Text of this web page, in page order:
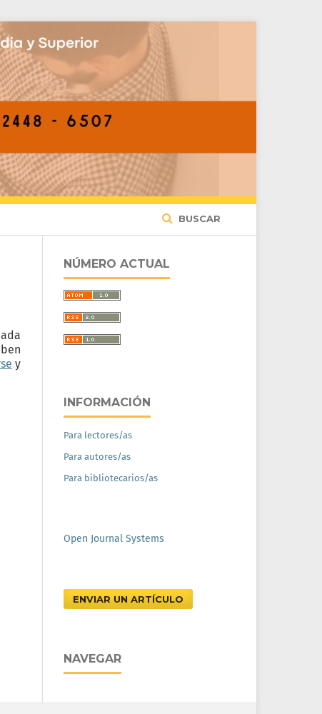
BUSCAR
y
NÚMERO ACTUAL
INFORMACIÓN
Para lectores/as
Para autores/as
Para bibliotecarios/as
Open Journal Systems
ENVIAR UN ARTÍCULO
NAVEGAR